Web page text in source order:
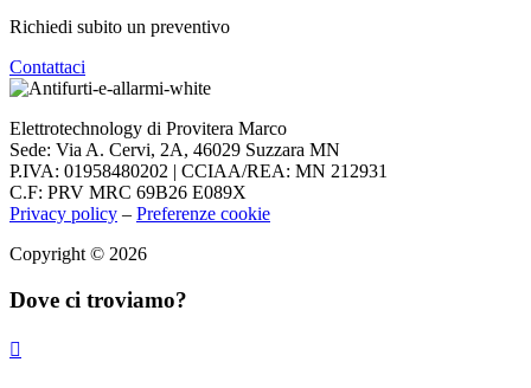
Richiedi subito un preventivo
Contattaci
Elettrotechnology di Provitera Marco
Sede: Via A. Cervi, 2A, 46029 Suzzara MN
P.IVA: 01958480202 | CCIAA/REA: MN 212931
C.F: PRV MRC 69B26 E089X
Privacy policy – Preferenze cookie
Copyright © 2026
Dove ci troviamo?
